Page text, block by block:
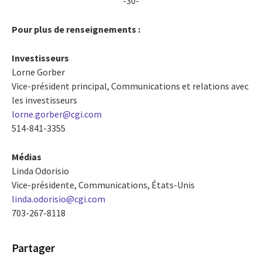
Pour plus de renseignements :
Investisseurs
Lorne Gorber
Vice-président principal, Communications et relations avec
les investisseurs
lorne.gorber@cgi.com
514-841-3355
Médias
Linda Odorisio
Vice-présidente, Communications, États-Unis
linda.odorisio@cgi.com
703-267-8118
Partager